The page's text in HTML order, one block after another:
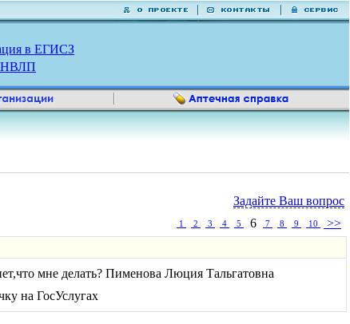
в ЕГИСЗ
Задайте Ваш вопрос
1 2 3 4 5 6 7 8 9 10
>>
мне делать? Пименова Люция Тальгатовна
на ГосУслугах